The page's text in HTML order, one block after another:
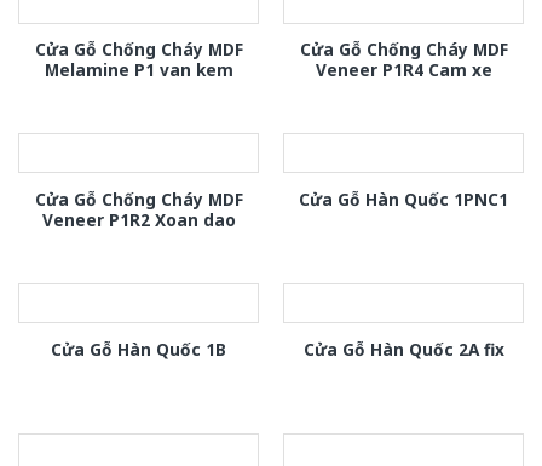
Cửa Gỗ Chống Cháy MDF
Melamine P1 van kem
Cửa Gỗ Chống Cháy MDF
Veneer P1R4 Cam xe
Cửa Gỗ Chống Cháy MDF
Veneer P1R2 Xoan dao
Cửa Gỗ Hàn Quốc 1PNC1
Cửa Gỗ Hàn Quốc 1B Cửa Gỗ Hàn Quốc 2A fix